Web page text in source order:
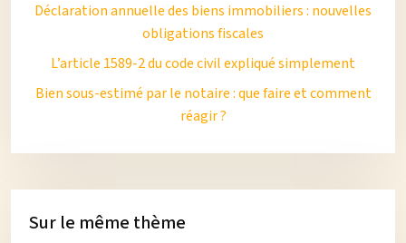
Déclaration annuelle des biens immobiliers : nouvelles
obligations fiscales
L’article 1589-2 du code civil expliqué simplement
Bien sous-estimé par le notaire : que faire et comment
réagir ?
Sur le même thème